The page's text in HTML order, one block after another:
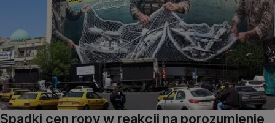
Spadki cen ropy w reakcji na porozumienie